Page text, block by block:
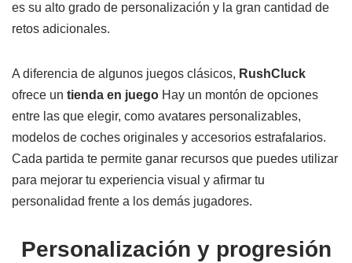
es su alto grado de personalización y la gran cantidad de
retos adicionales.
A diferencia de algunos juegos clásicos, RushCluck
ofrece un tienda en juego Hay un montón de opciones
entre las que elegir, como avatares personalizables,
modelos de coches originales y accesorios estrafalarios.
Cada partida te permite ganar recursos que puedes utilizar
para mejorar tu experiencia visual y afirmar tu
personalidad frente a los demás jugadores.
Personalización y progresión